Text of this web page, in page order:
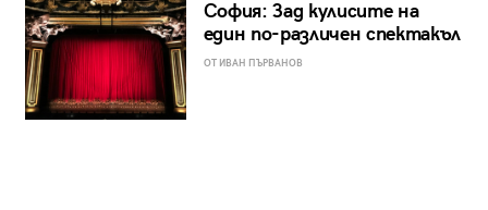
София: Зад кулисите на
един по-различен спектакъл
ОТ ИВАН ПЪРВАНОВ